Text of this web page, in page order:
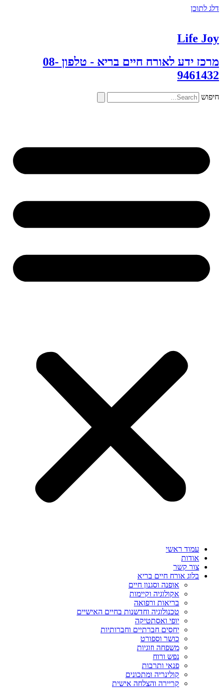
דלג לתוכן
Life Joy
מרכז ידע לאורח חיים בריא - טלפון 08-
9461432
חיפוש
עמוד ראשי
אודות
צור קשר
בלוג אורח חיים בריא
אופנה וסגנון חיים
אקולוגיה וקיימות
בריאות ורפואה
טכנולוגיה וחדשנות בחיים האישיים
יופי ואסתטיקה
יחסים חברתיים וחברותיות
כושר וספורט
משפחה וזוגיות
נפש ורוח
פנאי ותרבות
קולינריה ומתכונים
קריירה והצלחה אישית